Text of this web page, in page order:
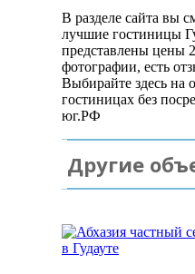
В разделе сайта вы
лучшие гостиницы
представлены цены
фотографии, есть
Выбирайте здесь на
гостиницах без
юг.РФ
Другие